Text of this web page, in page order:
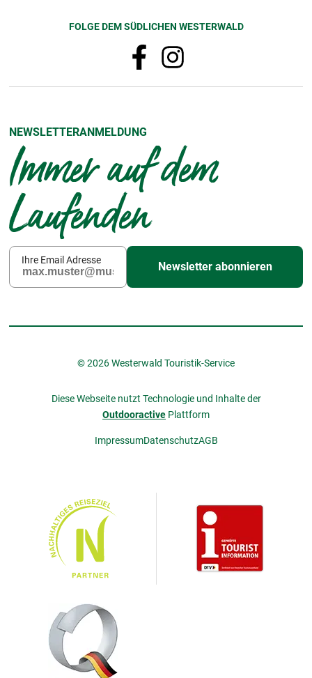
FOLGE DEM SÜDLICHEN WESTERWALD
NEWSLETTERANMELDUNG
Immer auf dem
Laufenden
Ihre Email Adresse
Newsletter abonnieren
© 2026 Westerwald Touristik-Service
Diese Webseite nutzt Technologie und Inhalte der
Outdooractive Plattform
ImpressumDatenschutzAGB